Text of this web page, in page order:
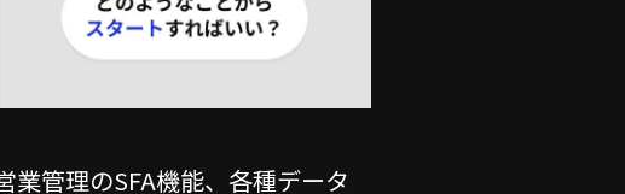
管理のSFA機能、各種データ